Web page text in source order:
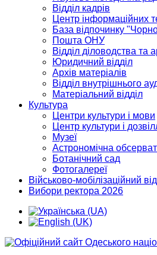
Відділ кадрів
Центр інформаційних
База відпочинку
Пошта ОНУ
Відділ діловодства та
Юридичний відділ
Архів матеріалів
Відділ внутрішнього
Матеріальний відділ
Культура
Центри культури і мови
Центр культури і
Музеї
Астрономічна
Ботанічний сад
Фотогалереї
Військово-мобілізаційний
Вибори ректора 2026